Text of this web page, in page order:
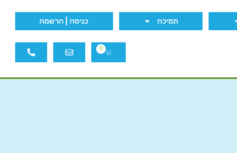
תמיכה כניסה | הרשמה
0